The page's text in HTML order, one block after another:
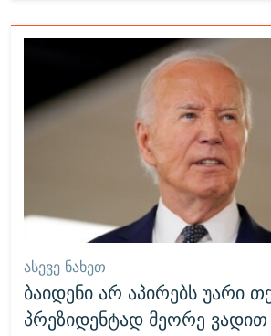
ᲐᲡᲔᲕᲔ ᲜᲐᲮᲔᲗ
ბაიდენი არ აპირებს უარი
პრეზიდენტად მეორე ვადით